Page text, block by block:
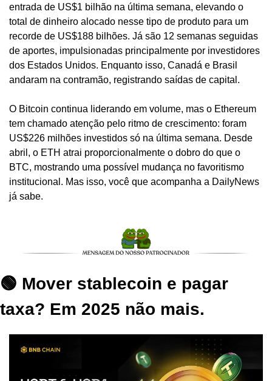
entrada de US$1 bilhão na última semana, elevando o
total de dinheiro alocado nesse tipo de produto para um
recorde de US$188 bilhões. Já são 12 semanas seguidas
de aportes, impulsionadas principalmente por investidores
dos Estados Unidos. Enquanto isso, Canadá e Brasil
andaram na contramão, registrando saídas de capital.
O Bitcoin continua liderando em volume, mas o Ethereum
tem chamado atenção pelo ritmo de crescimento: foram
US$226 milhões investidos só na última semana. Desde
abril, o ETH atrai proporcionalmente o dobro do que o
BTC, mostrando uma possível mudança no favoritismo
institucional. Mas isso, você que acompanha a DailyNews
já sabe.
🟢 Mover stablecoin e pagar
taxa? Em 2025 não mais.